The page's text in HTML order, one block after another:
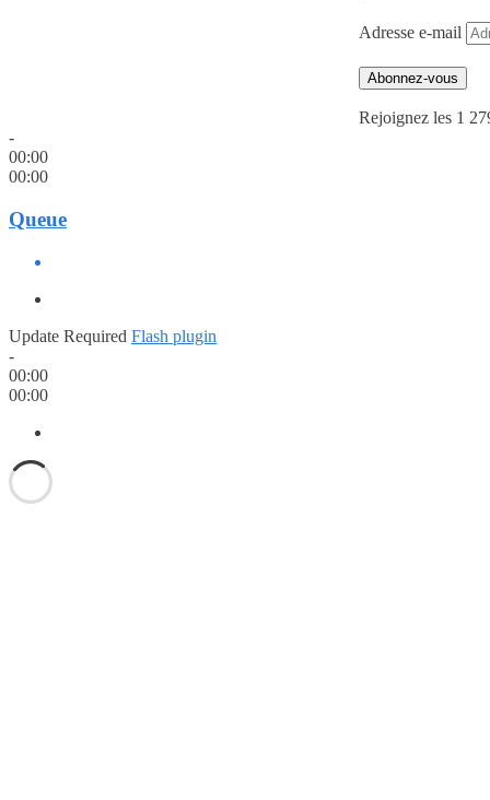
Adresse e-mail
Abonnez-vous
Rejoignez les 1
-
00:00
00:00
Queue
Update Required Flash plugin
-
00:00
00:00